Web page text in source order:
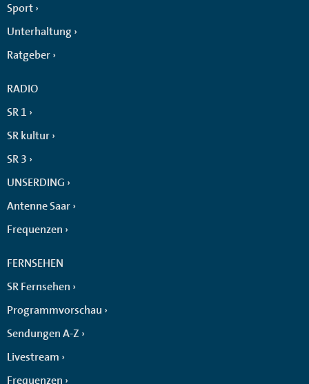
Sport
Unterhaltung
Ratgeber
RADIO
SR 1
SR kultur
SR 3
UNSERDING
Antenne Saar
Frequenzen
FERNSEHEN
SR Fernsehen
Programmvorschau
Sendungen A-Z
Livestream
Frequenzen